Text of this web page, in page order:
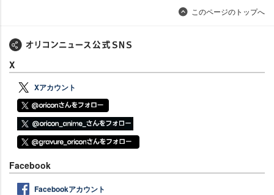
このページのトップへ
X
Xアカウント
Facebook
Facebookアカウント